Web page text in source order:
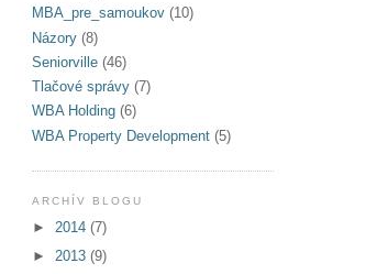
MBA_pre_samoukov (10)
Názory (8)
Seniorville (46)
Tlačové správy (7)
WBA Holding (6)
WBA Property Development (5)
ARCHÍV BLOGU
► 2014 (7)
► 2013 (9)